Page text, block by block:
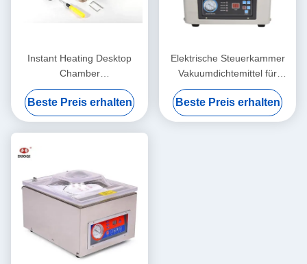
Instant Heating Desktop
Chamber
Vakuumverpackungsmaschine
für Waren
Beste Preis erhalten
Elektrische Steuerkammer
Vakuumdichtemittel für
Haushalts- und
Gewerbeverpackungen
Beste Preis erhalten